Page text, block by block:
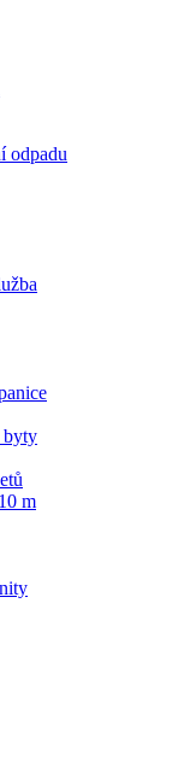
odpadu
byty
m